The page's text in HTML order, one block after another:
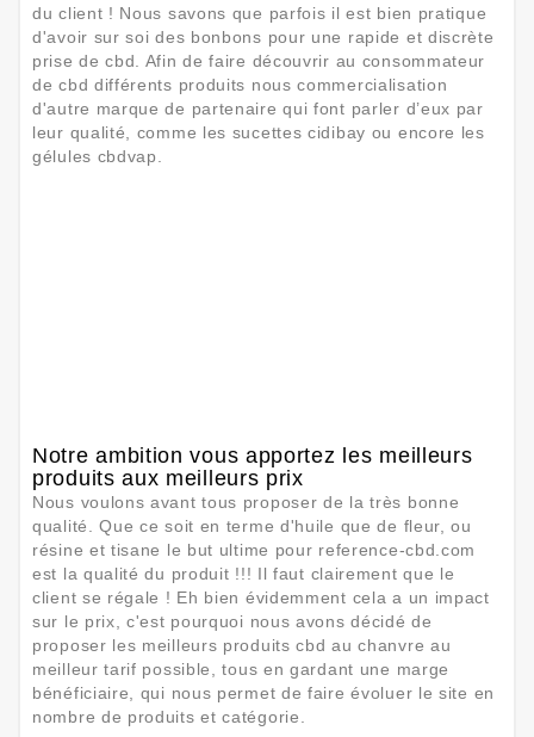
du client ! Nous savons que parfois il est bien pratique
d'avoir sur soi des bonbons pour une rapide et discrète
prise de cbd. Afin de faire découvrir au consommateur
de cbd différents produits nous commercialisation
d'autre marque de partenaire qui font parler d’eux par
leur qualité, comme les sucettes cidibay ou encore les
gélules cbdvap.
Notre ambition vous apportez les meilleurs
produits aux meilleurs prix
Nous voulons avant tous proposer de la très bonne
qualité. Que ce soit en terme d'huile que de fleur, ou
résine et tisane le but ultime pour reference-cbd.com
est la qualité du produit !!! Il faut clairement que le
client se régale ! Eh bien évidemment cela a un impact
sur le prix, c'est pourquoi nous avons décidé de
proposer les meilleurs produits cbd au chanvre au
meilleur tarif possible, tous en gardant une marge
bénéficiaire, qui nous permet de faire évoluer le site en
nombre de produits et catégorie.